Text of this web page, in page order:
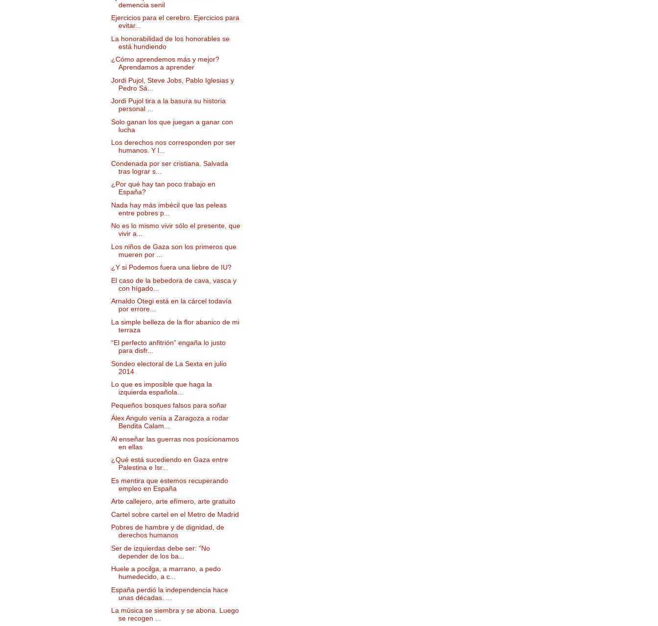
demencia senil
Ejercicios para el cerebro. Ejercicios para
evitar...
La honorabilidad de los honorables se
está hundiendo
¿Cómo aprendemos más y mejor?
Aprendamos a aprender
Jordi Pujol, Steve Jobs, Pablo Iglesias y
Pedro Sá...
Jordi Pujol tira a la basura su historia
personal ...
Solo ganan los que juegan a ganar con
lucha
Los derechos nos corresponden por ser
humanos. Y l...
Condenada por ser cristiana. Salvada
tras lograr s...
¿Por qué hay tan poco trabajo en
España?
Nada hay más imbécil que las peleas
entre pobres p...
No es lo mismo vivir sólo el presente, que
vivir a...
Los niños de Gaza son los primeros que
mueren por ...
¿Y si Podemos fuera una liebre de IU?
El caso de la bebedora de cava, vasca y
con hígado...
Arnaldo Otegi está en la cárcel todavía
por errore...
La simple belleza de la flor abanico de mi
terraza
“El perfecto anfitrión” engaña lo justo
para disfr...
Sondeo electoral de La Sexta en julio
2014
Lo que es imposible que haga la
izquierda española...
Pequeños bosques falsos para soñar
Álex Angulo venía a Zaragoza a rodar
Bendita Calam...
Al enseñar las guerras nos posicionamos
en ellas
¿Qué está sucediendo en Gaza entre
Palestina e Isr...
Es mentira que estemos recuperando
empleo en España
Arte callejero, arte efímero, arte gratuito
Cartel sobre cartel en el Metro de Madrid
Pobres de hambre y de dignidad, de
derechos humanos
Ser de izquierdas debe ser: “No
depender de los ba...
Huele a pocilga, a marrano, a pedo
humedecido, a c...
España perdió la independencia hace
unas décadas. ...
La música se siembra y se abona. Luego
se recogen ...